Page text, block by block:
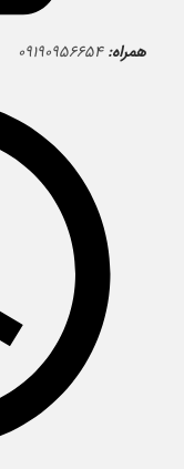
همراه: ۰۹۱۹۰۹۵۶۶۵۴